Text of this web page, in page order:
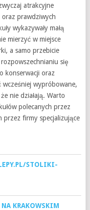
atrakcyjne
prawdziwych
wykazywały małą
mierzyć w miejsce
a samo przebicie
się
konserwacji oraz
wypróbowane,
nie działają. Warto
polecanych przez
firmy specjalizujące
STOLIKI-
KRAKOWSKIM